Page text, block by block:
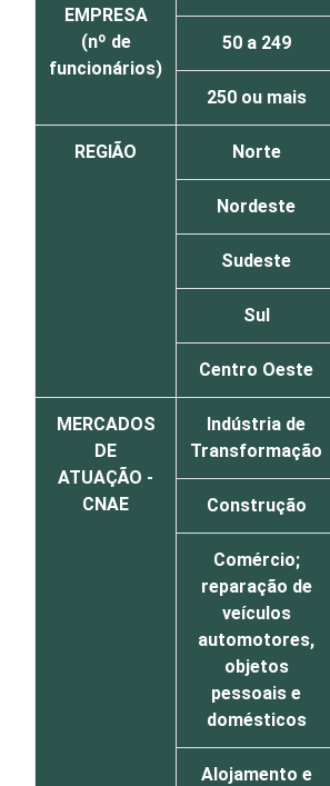
EMPRESA
(nº de
funcionários)
50 a 249
250 ou mais
REGIÃO Norte
Nordeste
Sudeste
Sul
Centro Oeste
MERCADOS
DE
ATUAÇÃO -
CNAE
Indústria de
Transformação
Construção
Comércio;
reparação de
veículos
automotores,
objetos
pessoais e
domésticos
Alojamento e